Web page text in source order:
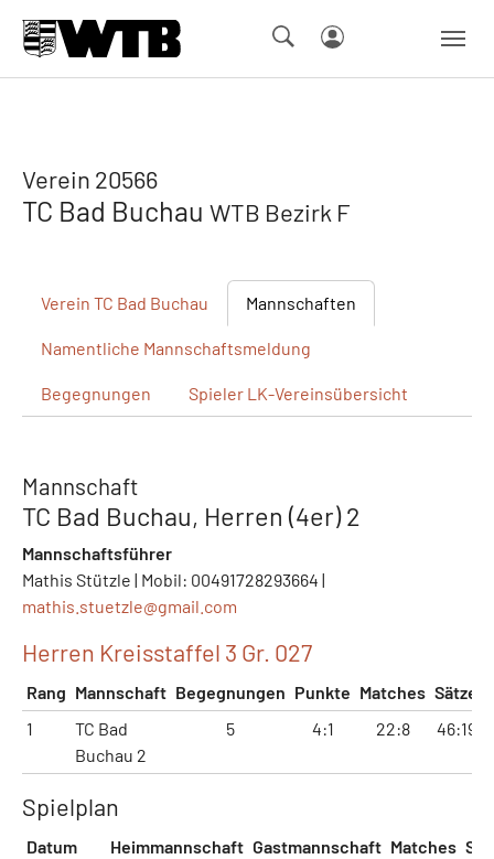
Verein 20566
TC Bad Buchau WTB Bezirk F
Verein TC Bad Buchau Mannschaften
Namentliche Mannschaftsmeldung
Begegnungen Spieler LK-Vereinsübersicht
Mannschaft
TC Bad Buchau, Herren (4er) 2
Mannschaftsführer
Mathis Stützle | Mobil: 00491728293664 |
mathis.stuetzle@gmail.com
Herren Kreisstaffel 3 Gr. 027
Rang Mannschaft Begegnungen Punkte Matches Sätze
1
TC Bad
Buchau 2
5 4:1 22:8 46:19
Spielplan
Datum Heimmannschaft Gastmannschaft Matches